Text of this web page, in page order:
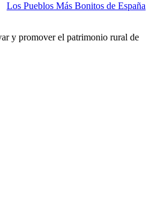
Los Pueblos Más Bonitos de España
y promover el patrimonio rural de